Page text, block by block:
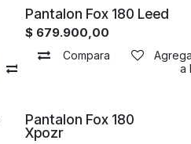
Agregar a
Pantalon Fox 180 Leed
$ 679.900,00
Compara
Pantalon Fox 180
Xpozr